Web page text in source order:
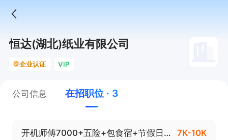
恒达(湖北)纸业有限公司
企业认证 VIP
公司信息 在招职位 · 3
开机师傅7000+五险+包食宿+节假日福利 7K-10K